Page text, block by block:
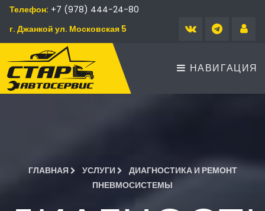
Телефон: +7 (978) 444-24-80
г. Джанкой ул. Московская 5
НАВИГАЦИЯ
ГЛАВНАЯ УСЛУГИ
ДИАГНОСТИКА И РЕМОНТ
ПНЕВМОСИСТЕМЫ